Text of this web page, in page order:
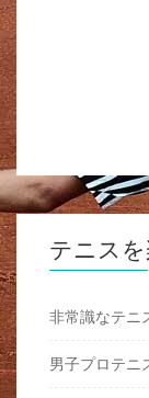
テニス
非常識なテニ
男子プロテニ